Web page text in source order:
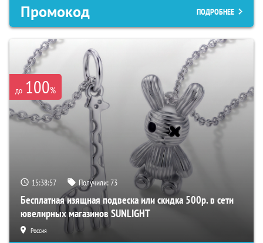
Промокод ПОДРОБНЕЕ
до 100%
15:38:56 Получили:73
Бесплатная изящная подвеска или скидка 500р. в сети
ювелирных магазинов SUNLIGHT
Россия